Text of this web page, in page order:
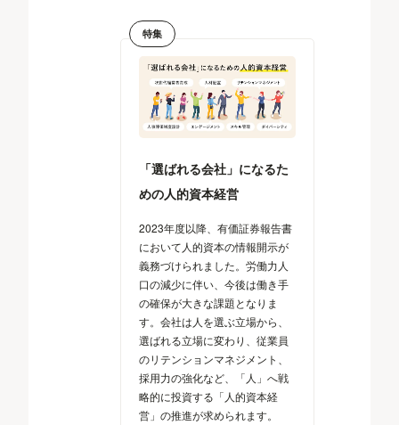
特集
「選ばれる会社」になるた
めの人的資本経営
2023年度以降、有価証券報告書
において人的資本の情報開示が
義務づけられました。労働力人
口の減少に伴い、今後は働き手
の確保が大きな課題となりま
す。会社は人を選ぶ立場から、
選ばれる立場に変わり、従業員
のリテンションマネジメント、
採用力の強化など、「人」へ戦
略的に投資する「人的資本経
営」の推進が求められます。